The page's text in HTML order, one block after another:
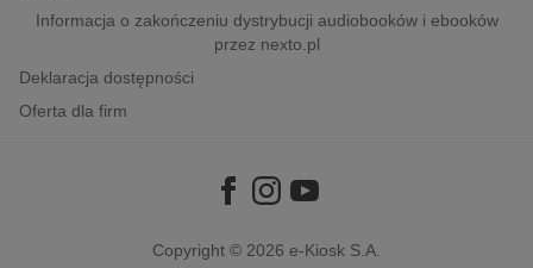
Informacja o zakończeniu dystrybucji audiobooków i ebooków
przez nexto.pl
Deklaracja dostępności
Oferta dla firm
Copyright © 2026 e-Kiosk S.A.